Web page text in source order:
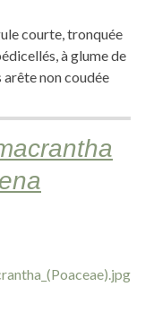
courte, tronquée
à glume de
arête non coudée